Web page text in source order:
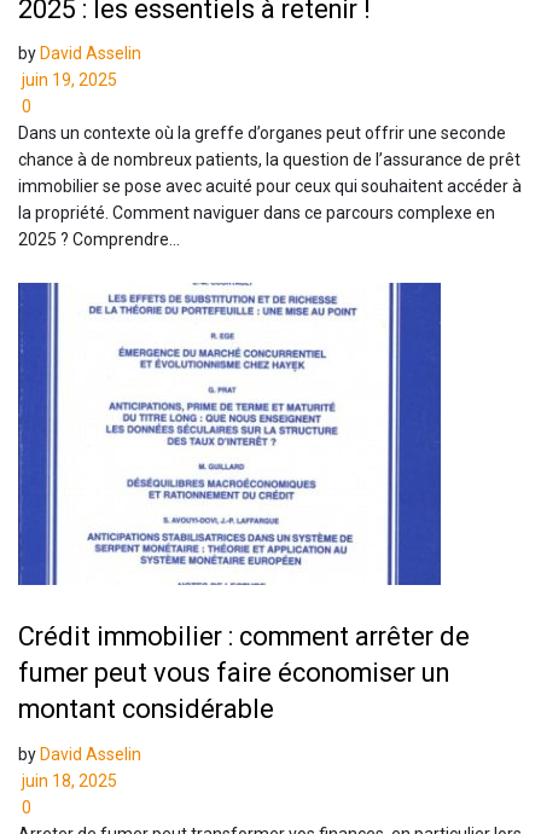
2025 : les essentiels à retenir !
by David Asselin
juin 19, 2025
0
Dans un contexte où la greffe d’organes peut offrir une seconde
chance à de nombreux patients, la question de l’assurance de prêt
immobilier se pose avec acuité pour ceux qui souhaitent accéder à
la propriété. Comment naviguer dans ce parcours complexe en
2025 ? Comprendre...
Crédit immobilier : comment arrêter de
fumer peut vous faire économiser un
montant considérable
by David Asselin
juin 18, 2025
0